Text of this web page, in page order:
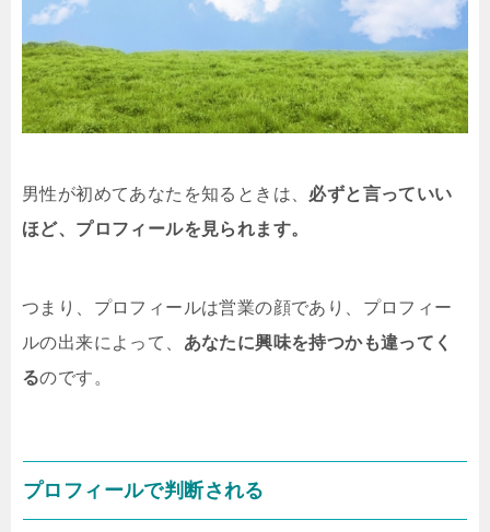
男性が初めてあなたを知るときは、 必ずと言っていい
ほど、プロフィールを見られます。
つまり、プロフィールは営業の顔であり、プロフィー
ルの出来によって、 あなたに興味を持つかも違ってく
るのです。
プロフィールで判断される